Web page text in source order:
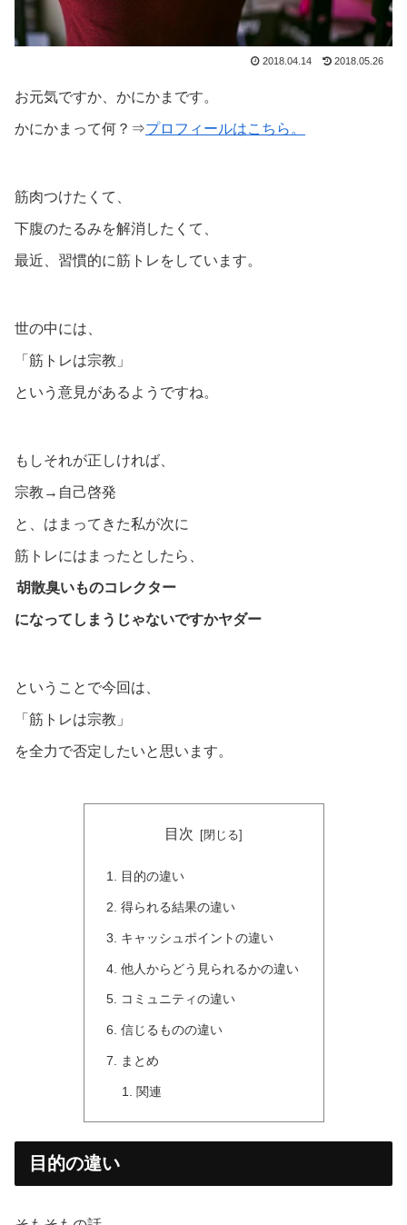
2018.04.14 2018.05.26
お元気ですか、かにかまです。
かにかまって何？⇒プロフィールはこちら。
筋肉つけたくて、
下腹のたるみを解消したくて、
最近、習慣的に筋トレをしています。
世の中には、
「筋トレは宗教」
という意見があるようですね。
もしそれが正しければ、
宗教→自己啓発
と、はまってきた私が次に
筋トレにはまったとしたら、
胡散臭いものコレクター
になってしまうじゃないですかヤダー
ということで今回は、
「筋トレは宗教」
を全力で否定したいと思います。
目次
目的の違い
得られる結果の違い
キャッシュポイントの違い
他人からどう見られるかの違い
コミュニティの違い
信じるものの違い
まとめ
関連
目的の違い